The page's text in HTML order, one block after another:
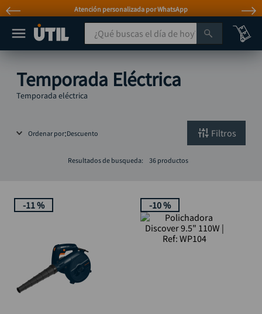
Atención personalizada por WhatsApp
¿Qué buscas el día de hoy?
Temporada Eléctrica
Temporada eléctrica
Ordenar por Descuento Filtros
Resultados de busqueda: 36 productos
-11 % -10 %
taladro
llave impacto
rodachina
ruteadora